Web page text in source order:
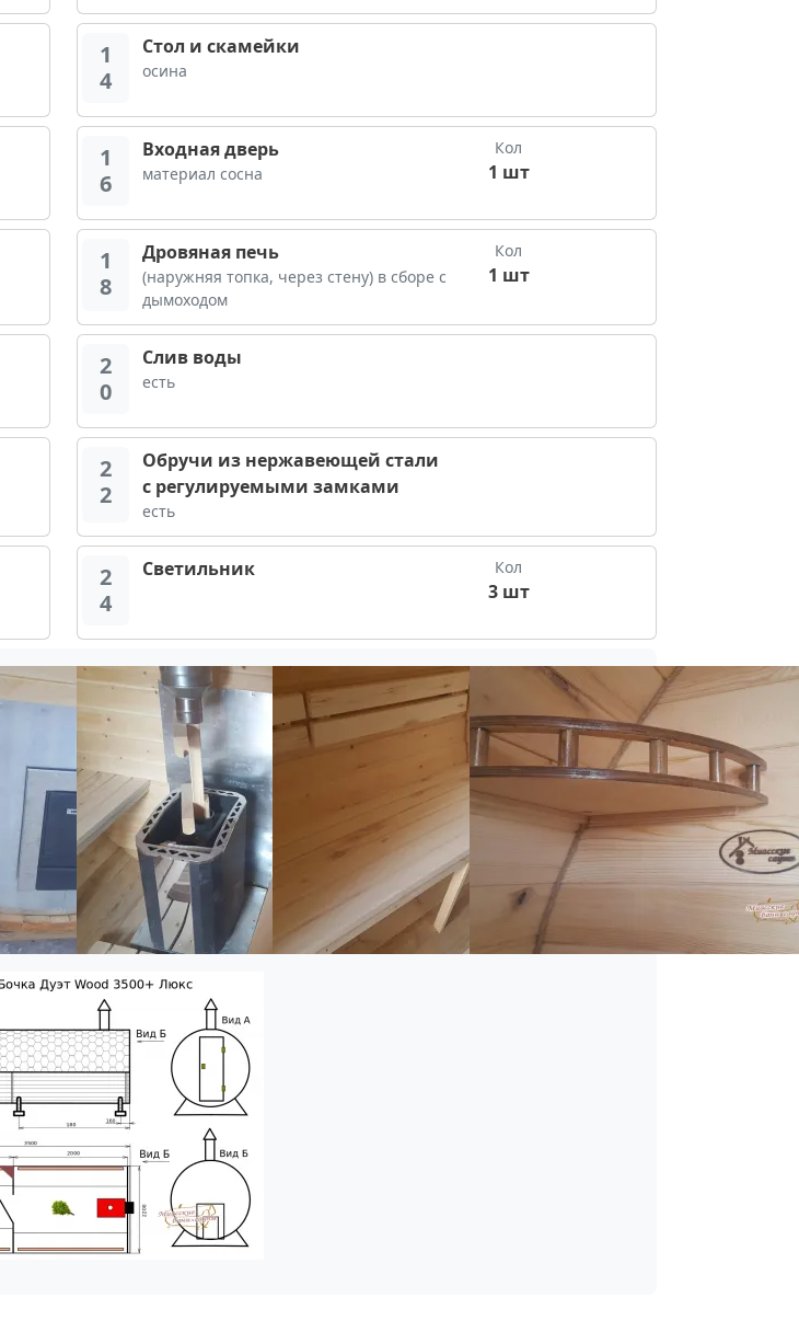
1
4
Стол и скамейки
осина
1
6
Входная дверь
материал сосна
Кол
1 шт
1
8
Дровяная печь
(наружняя топка, через стену) в сборе с
дымоходом
Кол
1 шт
2
0
Слив воды
есть
2
2
Обручи из нержавеющей стали
с регулируемыми замками
есть
2
4
Светильник Кол
3 шт